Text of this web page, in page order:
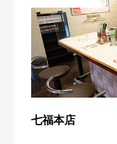
七福本店